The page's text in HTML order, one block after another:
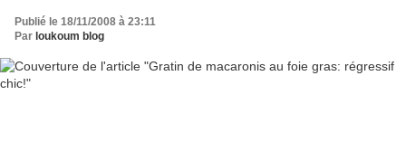
Publié le 18/11/2008 à 23:11
Par loukoum blog